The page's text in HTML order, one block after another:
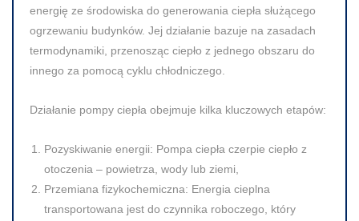
energię ze środowiska do generowania ciepła służącego
ogrzewaniu budynków. Jej działanie bazuje na zasadach
termodynamiki, przenosząc ciepło z jednego obszaru do
innego za pomocą cyklu chłodniczego.
Działanie pompy ciepła obejmuje kilka kluczowych etapów:
Pozyskiwanie energii: Pompa ciepła czerpie ciepło z
otoczenia – powietrza, wody lub ziemi,
Przemiana fizykochemiczna: Energia cieplna
transportowana jest do czynnika roboczego, który